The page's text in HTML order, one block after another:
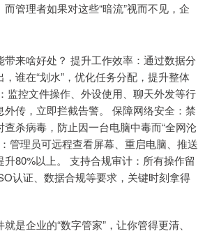
管理者如果对这些“暗流”视而不见，企
带来啥好处？ 提升工作效率：通过数据分
谁在“划水”，优化任务分配，提升整体
监控文件操作、外设使用、聊天外发等行
外传，立即拦截告警。 保障网络安全：禁
杀病毒，防止因一台电脑中毒而“全网沦
管理员可远程查看屏幕、重启电脑、推送
80%以上。 支持合规审计：所有操作留
认证、数据合规等要求，关键时刻拿得
是企业的“数字管家”，让你管得更清、